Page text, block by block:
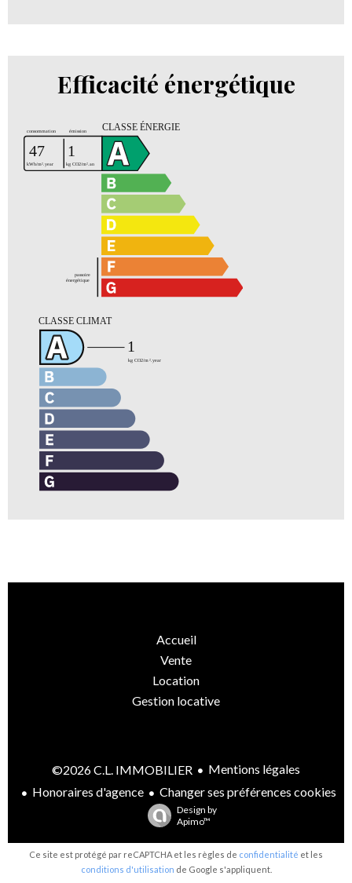
Efficacité énergétique
Accueil
Vente
Location
Gestion locative
©2026 C.L. IMMOBILIER
Mentions légales
Honoraires d'agence
Changer ses préférences cookies
Design by
Apimo™
Ce site est protégé par reCAPTCHA et les règles de confidentialité et les
conditions d'utilisation de Google s'appliquent.